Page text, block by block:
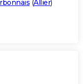
(Allier)